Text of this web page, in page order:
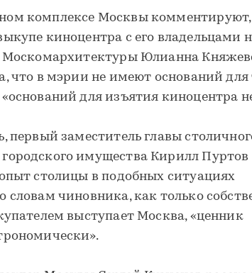
комплексе Москвы комментируют,
киноцентра с его владельцами
Москомархитектуры Юлианна
что в мэрии не имеют оснований для
для изъятия киноцентра
первый заместитель главы
имущества Кирилл Пуртов
столицы в подобных ситуациях
словам чиновника, как только
выступает Москва, «ценник